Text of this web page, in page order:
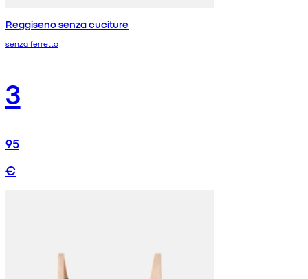
Reggiseno senza cuciture
senza ferretto
3
95
€